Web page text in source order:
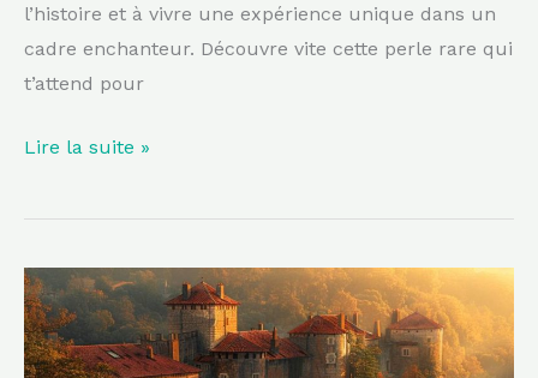
l’histoire et à vivre une expérience unique dans un
cadre enchanteur. Découvre vite cette perle rare qui
t’attend pour
Lire la suite »
Cette
cité
médiévale